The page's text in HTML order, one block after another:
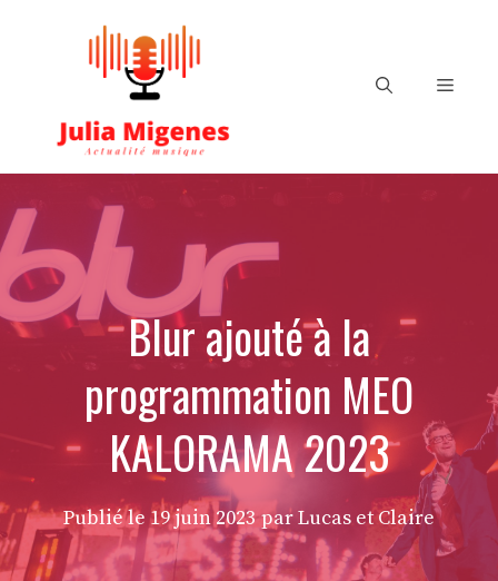
Menu
Blur ajouté à la
programmation MEO
KALORAMA 2023
Publié le19 juin 2023 par Lucas et Claire